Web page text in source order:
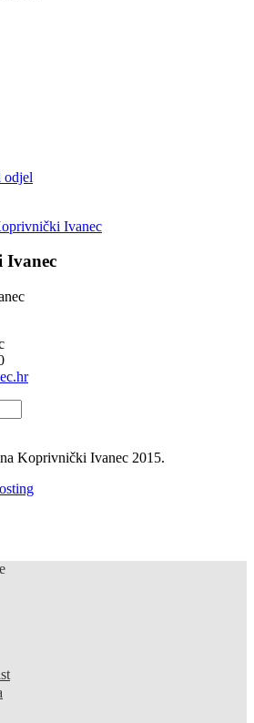
odjel
Ivanec
Ivanec
Koprivnički Ivanec 2015.